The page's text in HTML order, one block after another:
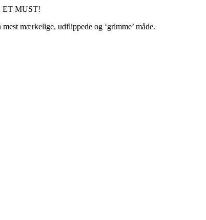
ET MUST!
mærkelige, udflippede og ‘grimme’ måde.